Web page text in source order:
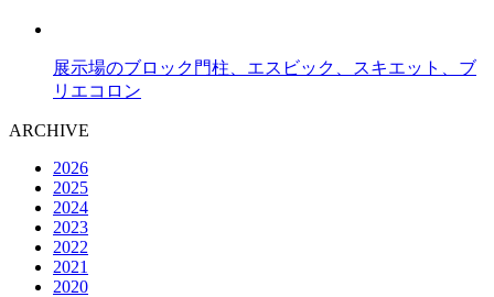
展示場のブロック門柱、エスビック、スキエット、ブ
リエコロン
ARCHIVE
2026
2025
2024
2023
2022
2021
2020